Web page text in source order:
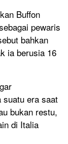
Buffon
pewaris
bahkan
ia berusia 16
suatu era saat
bukan restu,
di Italia